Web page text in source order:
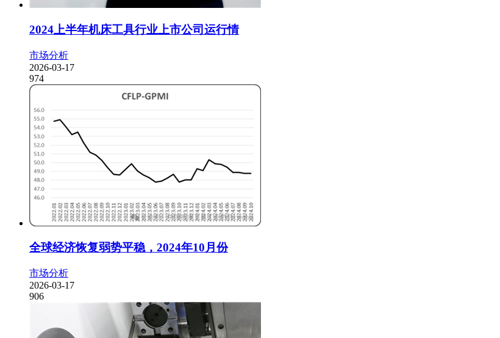
2024上半年机床工具行业上市公司运行情
市场分析
2026-03-17
974
全球经济恢复弱势平稳，2024年10月份
市场分析
2026-03-17
906